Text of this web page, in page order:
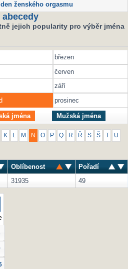
ženského orgasmu
jejich popularity pro výběr jména
březen
červen
září
prosinec
jména Mužská jména
K M N O P Q R Ř S Š U
Oblíbenost
Pořadí
31935 49